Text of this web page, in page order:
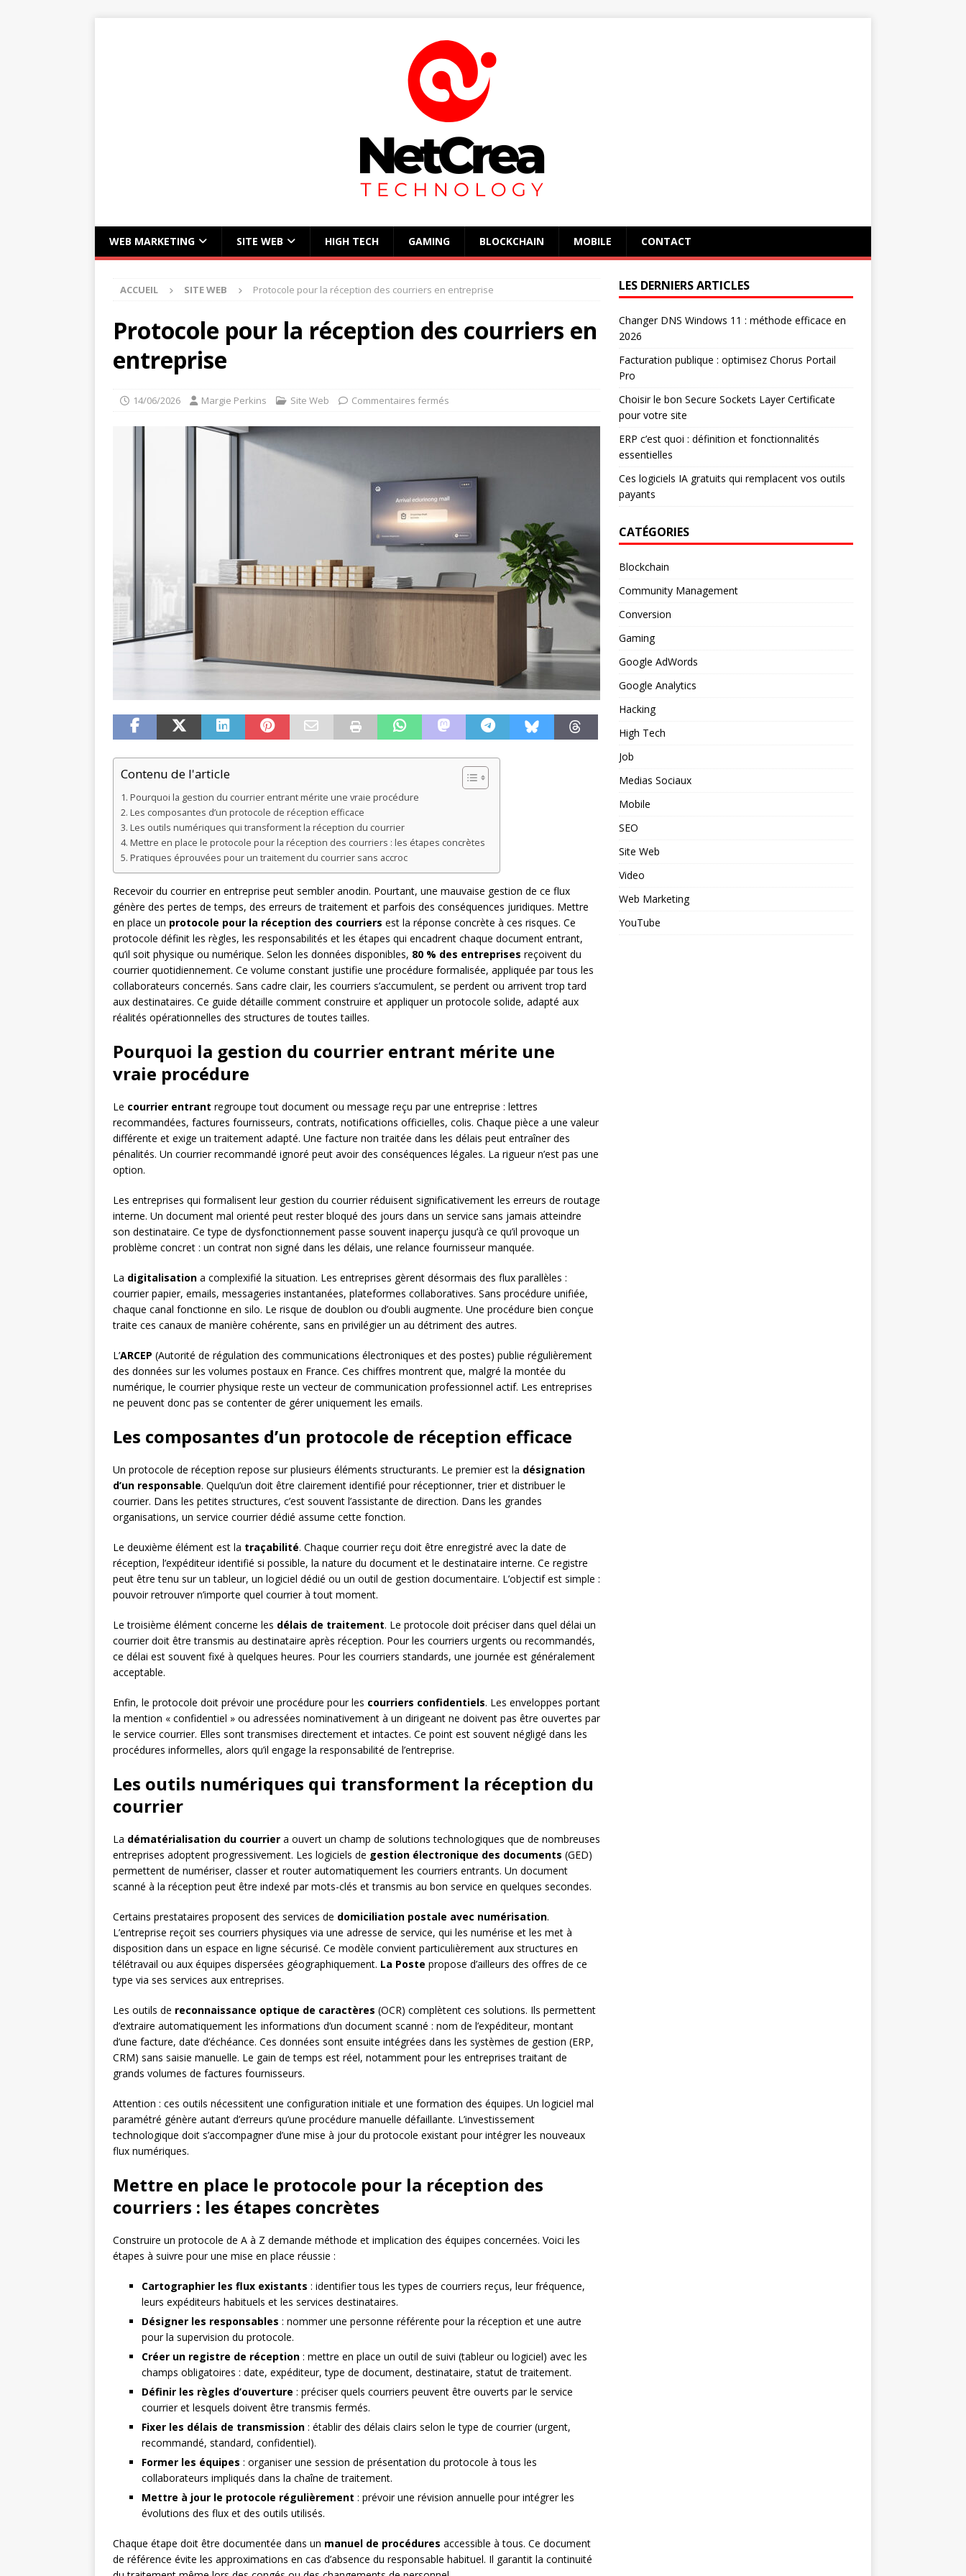
WEB MARKETING SITE WEB HIGH TECH GAMING BLOCKCHAIN MOBILE CONTACT
ACCUEIL SITE WEB Protocole pour la réception des courriers en entreprise
Protocole pour la réception des courriers en
entreprise
14/06/2026 Margie Perkins Site Web Commentaires fermés
Contenu de l'article
Pourquoi la gestion du courrier entrant mérite une vraie procédure
Les composantes d’un protocole de réception efficace
Les outils numériques qui transforment la réception du courrier
Mettre en place le protocole pour la réception des courriers : les étapes concrètes
Pratiques éprouvées pour un traitement du courrier sans accroc
Recevoir du courrier en entreprise peut sembler anodin. Pourtant, une mauvaise gestion de ce flux
génère des pertes de temps, des erreurs de traitement et parfois des conséquences juridiques. Mettre
en place un protocole pour la réception des courriers est la réponse concrète à ces risques. Ce
protocole définit les règles, les responsabilités et les étapes qui encadrent chaque document entrant,
qu’il soit physique ou numérique. Selon les données disponibles, 80 % des entreprises reçoivent du
courrier quotidiennement. Ce volume constant justifie une procédure formalisée, appliquée par tous les
collaborateurs concernés. Sans cadre clair, les courriers s’accumulent, se perdent ou arrivent trop tard
aux destinataires. Ce guide détaille comment construire et appliquer un protocole solide, adapté aux
réalités opérationnelles des structures de toutes tailles.
Pourquoi la gestion du courrier entrant mérite une
vraie procédure
Le courrier entrant regroupe tout document ou message reçu par une entreprise : lettres
recommandées, factures fournisseurs, contrats, notifications officielles, colis. Chaque pièce a une valeur
différente et exige un traitement adapté. Une facture non traitée dans les délais peut entraîner des
pénalités. Un courrier recommandé ignoré peut avoir des conséquences légales. La rigueur n’est pas une
option.
Les entreprises qui formalisent leur gestion du courrier réduisent significativement les erreurs de routage
interne. Un document mal orienté peut rester bloqué des jours dans un service sans jamais atteindre
son destinataire. Ce type de dysfonctionnement passe souvent inaperçu jusqu’à ce qu’il provoque un
problème concret : un contrat non signé dans les délais, une relance fournisseur manquée.
La digitalisation a complexifié la situation. Les entreprises gèrent désormais des flux parallèles :
courrier papier, emails, messageries instantanées, plateformes collaboratives. Sans procédure unifiée,
chaque canal fonctionne en silo. Le risque de doublon ou d’oubli augmente. Une procédure bien conçue
traite ces canaux de manière cohérente, sans en privilégier un au détriment des autres.
L’ARCEP (Autorité de régulation des communications électroniques et des postes) publie régulièrement
des données sur les volumes postaux en France. Ces chiffres montrent que, malgré la montée du
numérique, le courrier physique reste un vecteur de communication professionnel actif. Les entreprises
ne peuvent donc pas se contenter de gérer uniquement les emails.
Les composantes d’un protocole de réception efficace
Un protocole de réception repose sur plusieurs éléments structurants. Le premier est la désignation
d’un responsable. Quelqu’un doit être clairement identifié pour réceptionner, trier et distribuer le
courrier. Dans les petites structures, c’est souvent l’assistante de direction. Dans les grandes
organisations, un service courrier dédié assume cette fonction.
Le deuxième élément est la traçabilité. Chaque courrier reçu doit être enregistré avec la date de
réception, l’expéditeur identifié si possible, la nature du document et le destinataire interne. Ce registre
peut être tenu sur un tableur, un logiciel dédié ou un outil de gestion documentaire. L’objectif est simple :
pouvoir retrouver n’importe quel courrier à tout moment.
Le troisième élément concerne les délais de traitement. Le protocole doit préciser dans quel délai un
courrier doit être transmis au destinataire après réception. Pour les courriers urgents ou recommandés,
ce délai est souvent fixé à quelques heures. Pour les courriers standards, une journée est généralement
acceptable.
Enfin, le protocole doit prévoir une procédure pour les courriers confidentiels. Les enveloppes portant
la mention « confidentiel » ou adressées nominativement à un dirigeant ne doivent pas être ouvertes par
le service courrier. Elles sont transmises directement et intactes. Ce point est souvent négligé dans les
procédures informelles, alors qu’il engage la responsabilité de l’entreprise.
Les outils numériques qui transforment la réception du
courrier
La dématérialisation du courrier a ouvert un champ de solutions technologiques que de nombreuses
entreprises adoptent progressivement. Les logiciels de gestion électronique des documents (GED)
permettent de numériser, classer et router automatiquement les courriers entrants. Un document
scanné à la réception peut être indexé par mots-clés et transmis au bon service en quelques secondes.
Certains prestataires proposent des services de domiciliation postale avec numérisation.
L’entreprise reçoit ses courriers physiques via une adresse de service, qui les numérise et les met à
disposition dans un espace en ligne sécurisé. Ce modèle convient particulièrement aux structures en
télétravail ou aux équipes dispersées géographiquement. La Poste propose d’ailleurs des offres de ce
type via ses services aux entreprises.
Les outils de reconnaissance optique de caractères (OCR) complètent ces solutions. Ils permettent
d’extraire automatiquement les informations d’un document scanné : nom de l’expéditeur, montant
d’une facture, date d’échéance. Ces données sont ensuite intégrées dans les systèmes de gestion (ERP,
CRM) sans saisie manuelle. Le gain de temps est réel, notamment pour les entreprises traitant de
grands volumes de factures fournisseurs.
Attention : ces outils nécessitent une configuration initiale et une formation des équipes. Un logiciel mal
paramétré génère autant d’erreurs qu’une procédure manuelle défaillante. L’investissement
technologique doit s’accompagner d’une mise à jour du protocole existant pour intégrer les nouveaux
flux numériques.
Mettre en place le protocole pour la réception des
courriers : les étapes concrètes
Construire un protocole de A à Z demande méthode et implication des équipes concernées. Voici les
étapes à suivre pour une mise en place réussie :
Cartographier les flux existants : identifier tous les types de courriers reçus, leur fréquence,
leurs expéditeurs habituels et les services destinataires.
Désigner les responsables : nommer une personne référente pour la réception et une autre
pour la supervision du protocole.
Créer un registre de réception : mettre en place un outil de suivi (tableur ou logiciel) avec les
champs obligatoires : date, expéditeur, type de document, destinataire, statut de traitement.
Définir les règles d’ouverture : préciser quels courriers peuvent être ouverts par le service
courrier et lesquels doivent être transmis fermés.
Fixer les délais de transmission : établir des délais clairs selon le type de courrier (urgent,
recommandé, standard, confidentiel).
Former les équipes : organiser une session de présentation du protocole à tous les
collaborateurs impliqués dans la chaîne de traitement.
Mettre à jour le protocole régulièrement : prévoir une révision annuelle pour intégrer les
évolutions des flux et des outils utilisés.
Chaque étape doit être documentée dans un manuel de procédures accessible à tous. Ce document
de référence évite les approximations en cas d’absence du responsable habituel. Il garantit la continuité
LES DERNIERS ARTICLES
Changer DNS Windows 11 : méthode efficace en
2026
Facturation publique : optimisez Chorus Portail
Pro
Choisir le bon Secure Sockets Layer Certificate
pour votre site
ERP c’est quoi : définition et fonctionnalités
essentielles
Ces logiciels IA gratuits qui remplacent vos outils
payants
CATÉGORIES
Blockchain
Community Management
Conversion
Gaming
Google AdWords
Google Analytics
Hacking
High Tech
Job
Medias Sociaux
Mobile
SEO
Site Web
Video
Web Marketing
YouTube